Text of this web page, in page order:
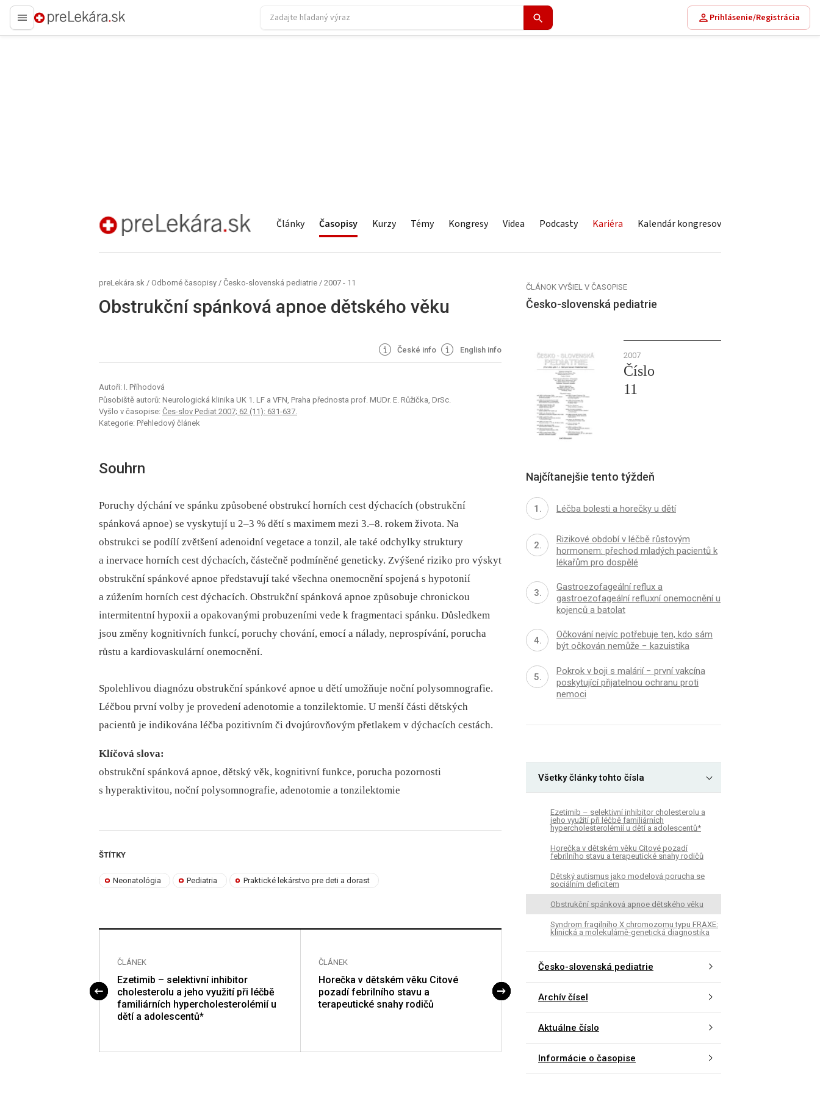
preLekára.sk
Prihlásenie/Registrácia
preLekára.sk Články Časopisy Kurzy Témy Kongresy Videa Podcasty Kariéra Kalendár kongresov
preLekára.sk / Odborné časopisy / Česko-slovenská pediatrie / 2007 - 11
Obstrukční spánková apnoe dětského věku
České info English info
Autoři: I. Příhodová
Působiště autorů: Neurologická klinika UK 1. LF a VFN, Praha přednosta prof. MUDr. E. Růžička, DrSc.
Vyšlo v časopise: Čes-slov Pediat 2007; 62 (11): 631-637.
Kategorie: Přehledový článek
Souhrn
Poruchy dýchání ve spánku způsobené obstrukcí horních cest dýchacích (obstrukční
spánková apnoe) se vyskytují u 2–3 % dětí s maximem mezi 3.–8. rokem života. Na
obstrukci se podílí zvětšení adenoidní vegetace a tonzil, ale také odchylky struktury
a inervace horních cest dýchacích, částečně podmíněné geneticky. Zvýšené riziko pro výskyt
obstrukční spánkové apnoe představují také všechna onemocnění spojená s hypotonií
a zúžením horních cest dýchacích. Obstrukční spánková apnoe způsobuje chronickou
intermitentní hypoxii a opakovanými probuzeními vede k fragmentaci spánku. Důsledkem
jsou změny kognitivních funkcí, poruchy chování, emocí a nálady, neprospívání, porucha
růstu a kardiovaskulární onemocnění.
Spolehlivou diagnózu obstrukční spánkové apnoe u dětí umožňuje noční polysomnografie.
Léčbou první volby je provedení adenotomie a tonzilektomie. U menší části dětských
pacientů je indikována léčba pozitivním či dvojúrovňovým přetlakem v dýchacích cestách.
Klíčová slova:
obstrukční spánková apnoe, dětský věk, kognitivní funkce, porucha pozornosti
s hyperaktivitou, noční polysomnografie, adenotomie a tonzilektomie
ŠTÍTKY
Neonatológia Pediatria Praktické lekárstvo pre deti a dorast
ČLÁNEK
Ezetimib – selektivní inhibitor
cholesterolu a jeho využití při léčbě
familiárních hypercholesterolémií u
dětí a adolescentů*
ČLÁNEK
Horečka v dětském věku Citové
pozadí febrilního stavu a
terapeutické snahy rodičů
ČLÁNEK
Dětský autismus jako modelová
porucha se sociálním deficitem
ČLÁNOK VYŠIEL V ČASOPISE
Česko-slovenská pediatrie
2007
Číslo
11
Najčítanejšie tento týždeň
Léčba bolesti a horečky u dětí
Rizikové období v léčbě růstovým
hormonem: přechod mladých pacientů k
lékařům pro dospělé
Gastroezofageální reflux a
gastroezofageální refluxní onemocnění u
kojenců a batolat
Očkování nejvíc potřebuje ten, kdo sám
být očkován nemůže − kazuistika
Pokrok v boji s malárií − první vakcína
poskytující přijatelnou ochranu proti
nemoci
Všetky články tohto čísla
Ezetimib – selektivní inhibitor cholesterolu a
jeho využití při léčbě familiárních
hypercholesterolémií u dětí a adolescentů*
Horečka v dětském věku Citové pozadí
febrilního stavu a terapeutické snahy rodičů
Dětský autismus jako modelová porucha se
sociálním deficitem
Obstrukční spánková apnoe dětského věku
Syndrom fragilního X chromozomu typu FRAXE:
klinická a molekulárně-genetická diagnostika
Česko-slovenská pediatrie
Archív čísel
Aktuálne číslo
Informácie o časopise